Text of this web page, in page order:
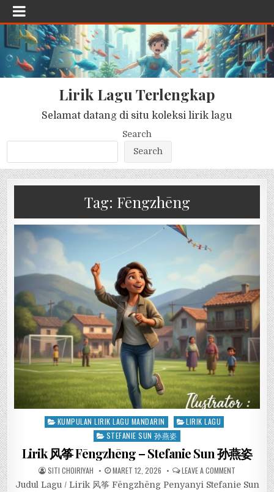
Lirik Lagu Terlengkap
Selamat datang di situ koleksi lirik lagu
Search
Search
Tag: Fēngzhēng
Posted
KUMPULAN LIRIK LAGU MANDARIN
LIRIK LAGU
STEFANIE SUN 孙燕姿
Lirik 风筝 Fēngzhēng – Stefanie Sun 孙燕姿
SITI CHOIRIYAH MARET 12, 2026 LEAVE A COMMENT
Judul Lagu / Lirik 风筝 Fēngzhēng Penyanyi Stefanie Sun